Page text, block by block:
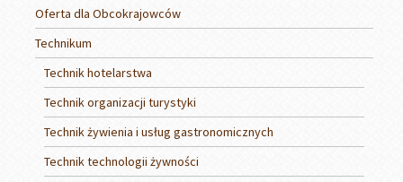
Oferta dla Obcokrajowców
Technikum
Technik hotelarstwa
Technik organizacji turystyki
Technik żywienia i usług gastronomicznych
Technik technologii żywności